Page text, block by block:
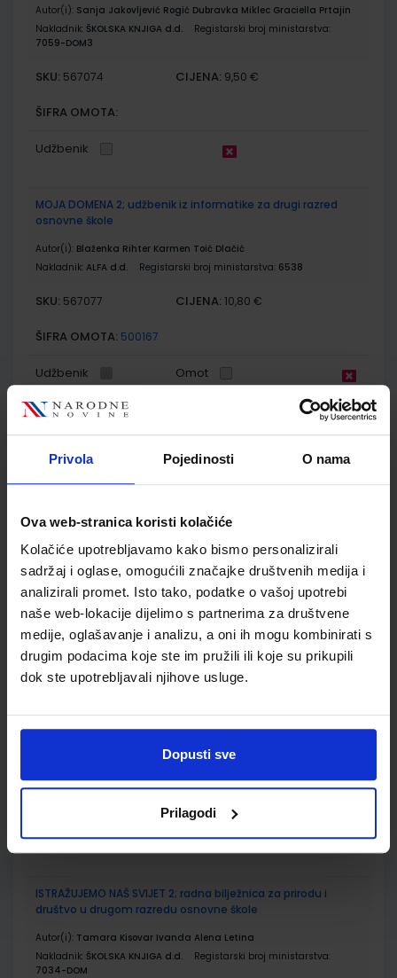
Privola Pojedinosti O nama
Ova web-stranica koristi kolačiće
Kolačiće upotrebljavamo kako bismo personalizirali
sadržaj i oglase, omogućili značajke društvenih medija i
analizirali promet. Isto tako, podatke o vašoj upotrebi
naše web-lokacije dijelimo s partnerima za društvene
medije, oglašavanje i analizu, a oni ih mogu kombinirati s
drugim podacima koje ste im pružili ili koje su prikupili
dok ste upotrebljavali njihove usluge.
Dopusti sve
Prilagodi
Autor(i): Sanja Jakovljević Rogić Dubravka Miklec Graciella Prtajin
Nakladnik: ŠKOLSKA KNJIGA d.d.
Registarski broj ministarstva:
7059-DOM3
SKU: 567074 CIJENA: 9,50 €
ŠIFRA OMOTA:
Udžbenik
MOJA DOMENA 2; udžbenik iz informatike za drugi razred
osnovne škole
Autor(i): Blaženka Rihter Karmen Toić Dlačić
Nakladnik: ALFA d.d. Registarski broj ministarstva: 6538
SKU: 567077 CIJENA: 10,80 €
ŠIFRA OMOTA: 500167
Udžbenik Omot
SKU:567078 CIJENA:9,50 €
ŠIFRA OMOTA: 500160
Udžbenik Omot
ISTRAŽUJEMO NAŠ SVIJET 2; udžbenik prirode i društva s
dodatnim digitalnim sadržajima u drugom razredu
osnovne škole
Autor(i):Tamara Kisovar Ivanda Alena Letina
Nakladnik:ŠKOLSKA KNJIGA d.d. Registarski broj ministarstva:7034
CIJENA:
Udžbenik Omot
ISTRAŽUJEMO NAŠ SVIJET 2; radna bilježnica za prirodu i
društvo u drugom razredu osnovne škole
Autor(i): Tamara Kisovar Ivanda Alena Letina
Nakladnik: ŠKOLSKA KNJIGA d.d.
Registarski broj ministarstva:
7034-DOM